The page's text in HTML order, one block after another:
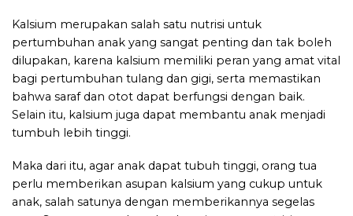
Kalsium merupakan salah satu nutrisi untuk
pertumbuhan anak yang sangat penting dan tak boleh
dilupakan, karena kalsium memiliki peran yang amat vital
bagi pertumbuhan tulang dan gigi, serta memastikan
bahwa saraf dan otot dapat berfungsi dengan baik.
Selain itu, kalsium juga dapat membantu anak menjadi
tumbuh lebih tinggi.
Maka dari itu, agar anak dapat tubuh tinggi, orang tua
perlu memberikan asupan kalsium yang cukup untuk
anak, salah satunya dengan memberikannya segelas